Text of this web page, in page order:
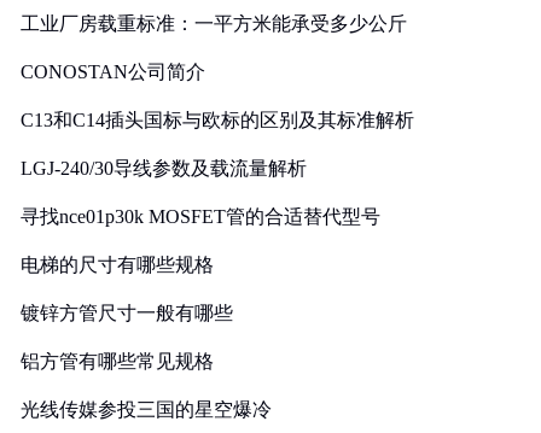
工业厂房载重标准：一平方米能承受多少公斤
CONOSTAN公司简介
C13和C14插头国标与欧标的区别及其标准解析
LGJ-240/30导线参数及载流量解析
寻找nce01p30k MOSFET管的合适替代型号
电梯的尺寸有哪些规格
镀锌方管尺寸一般有哪些
铝方管有哪些常见规格
光线传媒参投三国的星空爆冷